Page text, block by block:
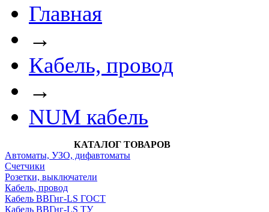
Главная
→
Кабель, провод
→
NUM кабель
КАТАЛОГ ТОВАРОВ
Автоматы, УЗО, дифавтоматы
Счетчики
Розетки, выключатели
Кабель, провод
Кабель ВВГнг-LS ГОСТ
Кабель ВВГнг-LS ТУ